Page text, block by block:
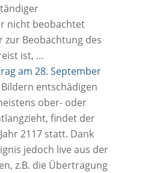
nicht beobachtet
zur Beobachtung des
ist, …
am 28. September
entschädigen
ober- oder
findet der
2117 statt. Dank
jedoch live aus der
z.B. die Übertragung